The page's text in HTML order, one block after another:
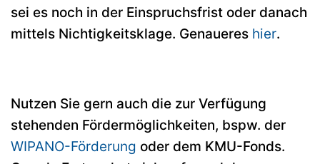
sei es noch in der Einspruchsfrist oder danach
mittels Nichtigkeitsklage. Genaueres hier.
Nutzen Sie gern auch die zur Verfügung
stehenden Fördermöglichkeiten, bspw. der
WIPANO-Förderung oder dem KMU-Fonds.